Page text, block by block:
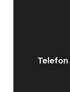
Telefon